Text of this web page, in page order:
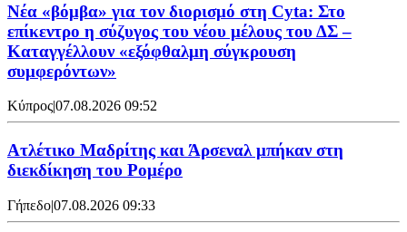
Νέα «βόμβα» για τον διορισμό στη Cyta: Στο
επίκεντρο η σύζυγος του νέου μέλους του ΔΣ –
Καταγγέλλουν «εξόφθαλμη σύγκρουση
συμφερόντων»
Κύπρος|07.08.2026 09:52
Ατλέτικο Μαδρίτης και Άρσεναλ μπήκαν στη
διεκδίκηση του Ρομέρο
Γήπεδο|07.08.2026 09:33